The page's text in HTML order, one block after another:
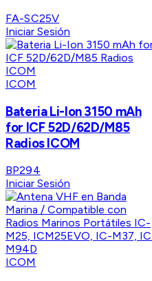
FA-SC25V
Iniciar Sesión
ICOM
Bateria Li-Ion 3150 mAh
for ICF 52D/62D/M85
Radios ICOM
BP294
Iniciar Sesión
ICOM